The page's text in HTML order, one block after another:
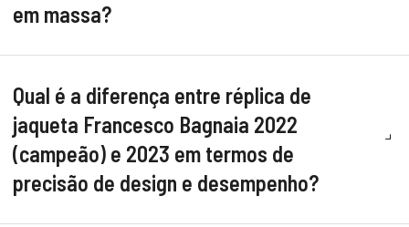
em massa?
Qual é a diferença entre réplica de
jaqueta Francesco Bagnaia 2022
(campeão) e 2023 em termos de
precisão de design e desempenho?